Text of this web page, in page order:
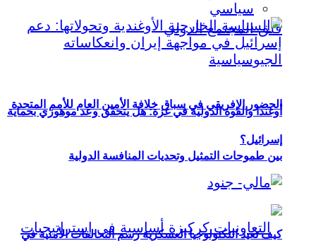
الحضور الإفريقي في سباق خلافة الأمين العام للأمم المتحدة
بين طموحات التمثيل وتحديات المنافسة الدولية
سياسي
أوغندا والقوة الدولية في غزة: هل يتحقق وعد موهوزي بحماية
إسرائيل؟
كيف تعيد التكنولوجيا العسكرية رسم التحالفات الأمنية في